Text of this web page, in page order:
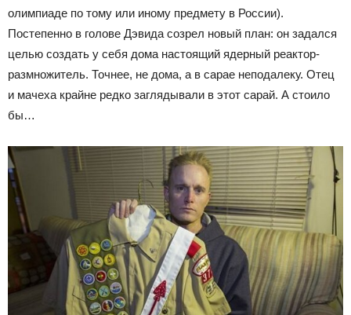
олимпиаде по тому или иному предмету в России).
Постепенно в голове Дэвида созрел новый план: он задался
целью создать у себя дома настоящий ядерный реактор-
размножитель. Точнее, не дома, а в сарае неподалеку. Отец
и мачеха крайне редко заглядывали в этот сарай. А стоило
бы…